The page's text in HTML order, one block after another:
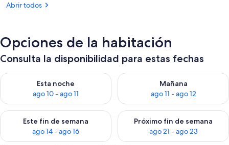
Abrir todos
Opciones de la habitación
Consulta la disponibilidad para estas fechas
Esta noche
ago 10 - ago 11
Consulta la disponibilidad para esta noche, ago 10 - ago 11
Mañana
ago 11 - ago 12
Consulta la disponibilidad
Este fin de semana
ago 14 - ago 16
Consulta la disponibilidad para este fin de semana, ago 14 -
Próximo fin de semana
ago 21 - ago 23
Consulta la disponibilidad